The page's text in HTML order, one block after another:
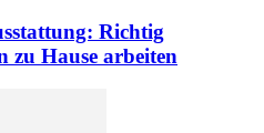
Richtig
zu Hause arbeiten